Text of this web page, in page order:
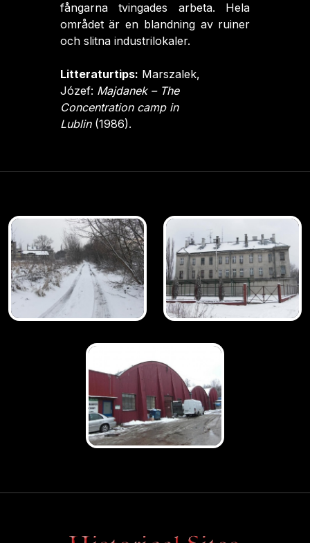
fångarna tvingades arbeta. Hela
området är en blandning av ruiner
och slitna industrilokaler.
Litteraturtips: Marszalek,
Józef: Majdanek – The
Concentration camp in
Lublin(1986).